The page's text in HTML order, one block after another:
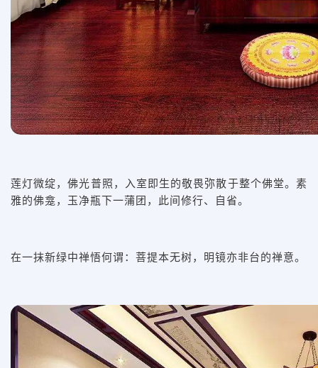
莲灯微绽，佛光普照，入室即生的敬畏弥散于整个佛堂。素
雅的佛龛，玉净瓶下一蒲团，此间修行、自省。
在一抹新绿中禅悟何谓：菩提本无树，明镜亦非台的禅意。